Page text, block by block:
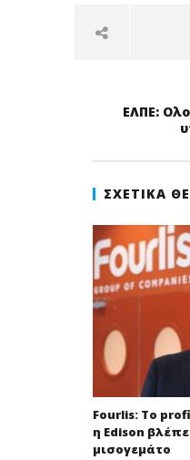
ΕΛΠΕ:
ΣΧΕΤΙΚΆ
Fourlis: Το
η Edison
μισογεμάτο